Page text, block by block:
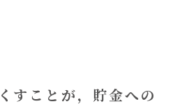
すことが，貯金への